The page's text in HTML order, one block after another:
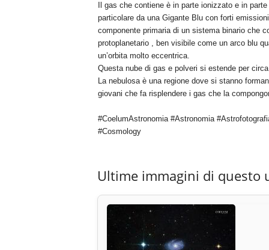
Il gas che contiene è in parte ionizzato e in
particolare da una Gigante Blu con forti
componente primaria di un sistema binario che
protoplanetario , ben visibile come un arco blu
un’orbita molto eccentrica.
Questa nube di gas e polveri si estende per
La nebulosa è una regione dove si stanno
giovani che fa risplendere i gas che la
#CoelumAstronomia #Astronomia
#Cosmology
Ultime immagini di questo